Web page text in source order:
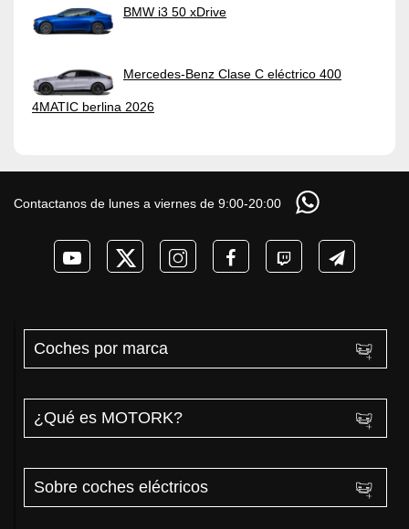
BMW i3 50 xDrive
Mercedes-Benz Clase C eléctrico 400
4MATIC berlina 2026
Contactanos de lunes a viernes de 9:00-20:00
Coches por marca
¿Qué es MOTORK?
Sobre coches eléctricos